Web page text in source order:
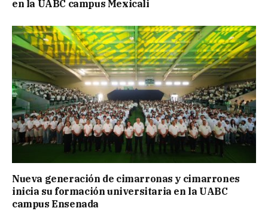
en la UABC campus Mexicali
Nueva generación de cimarronas y cimarrones
inicia su formación universitaria en la UABC
campus Ensenada